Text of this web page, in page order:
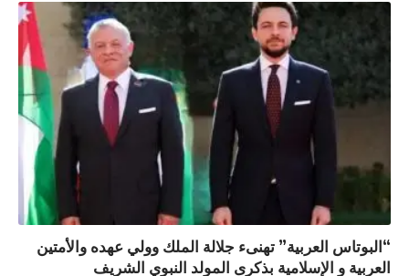
“البوتاس العربية” تهنىء جلالة الملك وولي عهده والأمتين
العربية و الإسلامية بذكرى المولد النبوي الشريف